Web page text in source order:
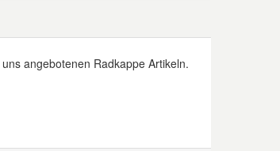
angebotenen Radkappe Artikeln.